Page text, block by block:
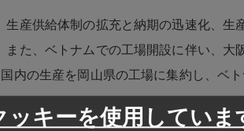
生産供給体制の拡充と納期の迅速化、生
た、ベトナムでの工場開設に伴い、大
内の生産を岡山県の工場に集約し、ベ
キーを使用していま